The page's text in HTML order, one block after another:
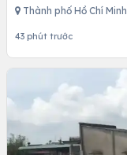
Thành phố Hồ Chí Minh
43 phút trước